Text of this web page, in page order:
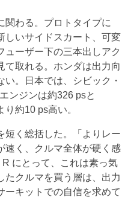
関わる。プロトタイプに
しいサイドスカート、可変
ューザー下の三本出しアク
て取れる。ホンダは出力向
い。日本では、シビック・
ンジンは約326 psと
約10 ps高い。
く総括した。
よりレー
速く、クルマ全体が硬く感
R にとって、これは素っ気
たクルマを買う層は、出力
ーキットでの自信を求めて